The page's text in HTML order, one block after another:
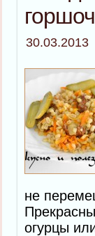
30.03.2013
не
огурцы